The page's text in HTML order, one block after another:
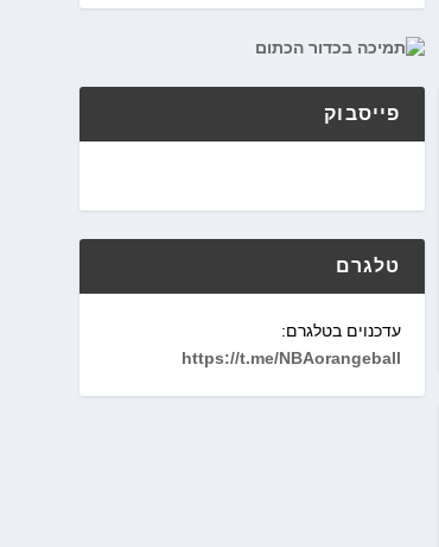
פייסבוק
טלגרם
עדכנוים בטלגרם:
https://t.me/NBAorangeball